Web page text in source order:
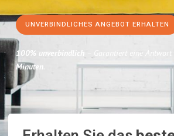
UNVERBINDLICHES ANGEBOT ERHALTEN
100% unverbindlich – Garantiert eine Antwort
Minuten.